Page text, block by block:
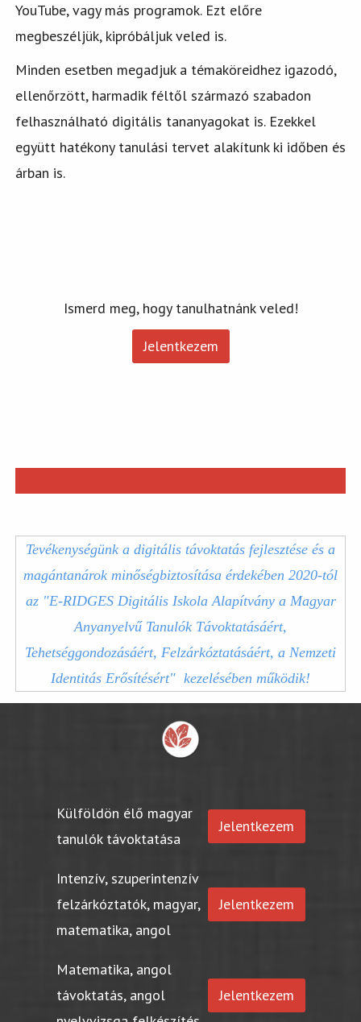
YouTube, vagy más programok. Ezt előre
megbeszéljük, kipróbáljuk veled is.
Minden esetben megadjuk a témaköreidhez igazodó,
ellenőrzött, harmadik féltől származó szabadon
felhasználható digitális tananyagokat is. Ezekkel
együtt hatékony tanulási tervet alakítunk ki időben és
árban is.
Ismerd meg, hogy tanulhatnánk veled!
Jelentkezem
Tevékenységünk a digitális távoktatás fejlesztése és a
magántanárok minőségbiztosítása érdekében 2020-tól
az "E-RIDGES Digitális Iskola Alapítvány a Magyar
Anyanyelvű Tanulók Távoktatásáért,
Tehetséggondozásáért, Felzárkóztatásáért, a Nemzeti
Identitás Erősítésért" kezelésében működik!
Külföldön élő magyar
tanulók távoktatása
Jelentkezem
Intenzív, szuperintenzív
felzárkóztatók, magyar,
matematika, angol
Jelentkezem
Matematika, angol
távoktatás, angol
Jelentkezem